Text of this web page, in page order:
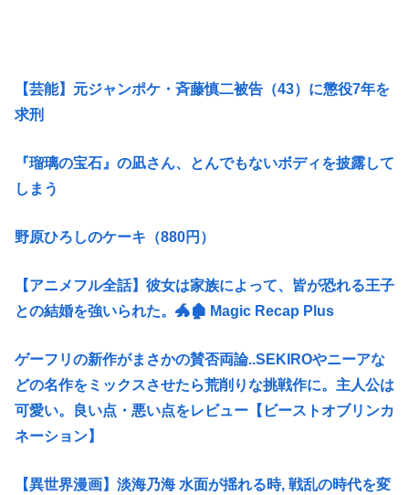
【芸能】元ジャンポケ・斉藤慎二被告（43）に懲役7年を
求刑
『瑠璃の宝石』の凪さん、とんでもないボディを披露して
しまう
野原ひろしのケーキ（880円）
【アニメフル全話】彼女は家族によって、皆が恐れる王子
との結婚を強いられた。🐲🏚 Magic Recap Plus
ゲーフリの新作がまさかの賛否両論..SEKIROやニーアな
どの名作をミックスさせたら荒削りな挑戦作に。主人公は
可愛い。良い点・悪い点をレビュー【ビーストオブリンカ
ネーション】
【異世界漫画】淡海乃海 水面が揺れる時, 戦乱の時代を変